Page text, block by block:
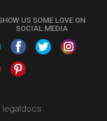
US SOME LOVE ON
SOCIAL MEDIA
legaldocs